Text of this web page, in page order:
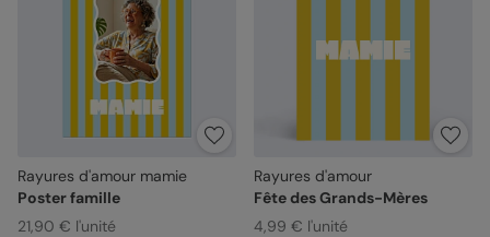
Rayures d'amour mamie
Poster famille
21,90 € l'unité
Rayures d'amour
Fête des Grands-Mères
4,99 € l'unité